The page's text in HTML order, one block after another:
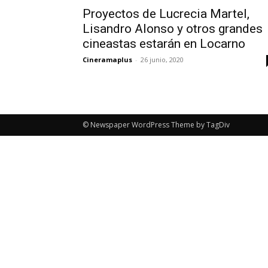
Proyectos de Lucrecia Martel,
Lisandro Alonso y otros grandes
cineastas estarán en Locarno
Cineramaplus - 26 junio, 2020
© Newspaper WordPress Theme by TagDiv